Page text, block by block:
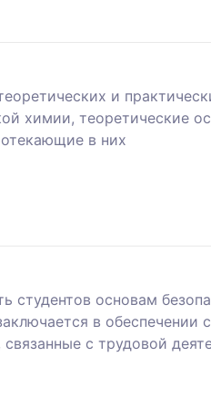
и
химии, теоретические
в них
студентов основам
в
с трудовой